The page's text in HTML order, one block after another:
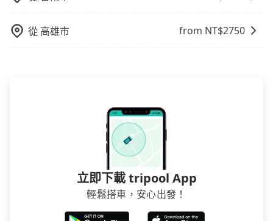
從 高雄市 from NT$2750
立即下載 tripool App
輕鬆搭車，安心出發！